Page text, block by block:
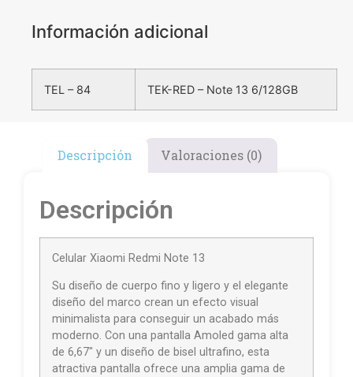
Información adicional
TEL – 84 TEK-RED – Note 13 6/128GB
Descripción Valoraciones (0)
Descripción
Celular Xiaomi Redmi Note 13
Su diseño de cuerpo fino y ligero y el elegante
diseño del marco crean un efecto visual
minimalista para conseguir un acabado más
moderno. Con una pantalla Amoled gama alta
de 6,67″ y un diseño de bisel ultrafino, esta
atractiva pantalla ofrece una amplia gama de